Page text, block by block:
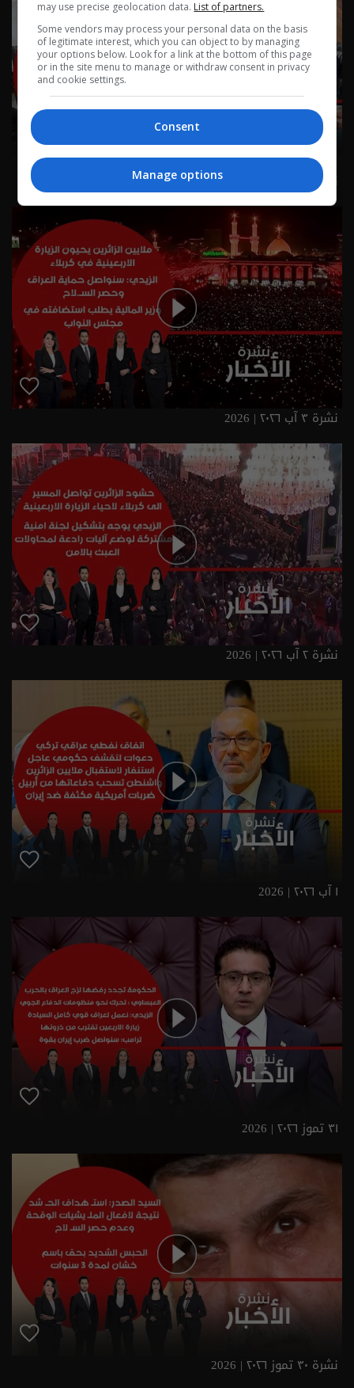
نشرة ٤ آب ٢٠٢٦ | 2026
نشرة ٣ آب ٢٠٢٦ | 2026
نشرة ٢ آب ٢٠٢٦ | 2026
١ آب ٢٠٢٦ | 2026
٣١ تموز ٢٠٢٦ | 2026
نشرة ٣٠ تموز ٢٠٢٦ | 2026
may use precise geolocation data. List of partners.
Some vendors may process your personal data on the basis
of legitimate interest, which you can object to by managing
your options below. Look for a link at the bottom of this page
or in the site menu to manage or withdraw consent in privacy
and cookie settings.
Consent
Manage options